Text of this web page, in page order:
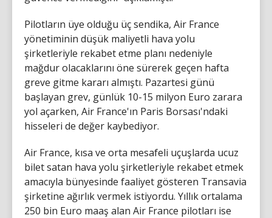
Pilotların üye olduğu üç sendika, Air France
yönetiminin düşük maliyetli hava yolu
şirketleriyle rekabet etme planı nedeniyle
mağdur olacaklarını öne sürerek geçen hafta
greve gitme kararı almıştı. Pazartesi günü
başlayan grev, günlük 10-15 milyon Euro zarara
yol açarken, Air France'ın Paris Borsası'ndaki
hisseleri de değer kaybediyor.
Air France, kısa ve orta mesafeli uçuşlarda ucuz
bilet satan hava yolu şirketleriyle rekabet etmek
amacıyla bünyesinde faaliyet gösteren Transavia
şirketine ağırlık vermek istiyordu. Yıllık ortalama
250 bin Euro maaş alan Air France pilotları ise